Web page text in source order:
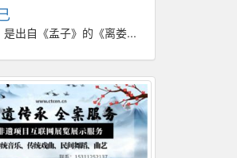
是出自《孟子》的《离娄...